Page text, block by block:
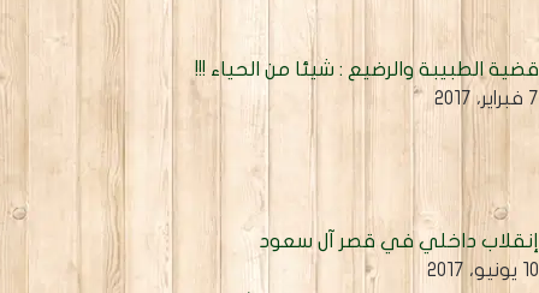
الطبيبة والرضيع : شيئا من الحياء !!!
2017
داخلي في قصر آل سعود
2017